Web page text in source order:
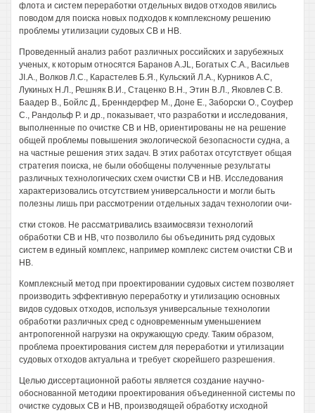
флота и систем переработки отдельных видов отходов явились
поводом для поиска новых подходов к комплексному решению
проблемы утилизации судовых СВ и НВ.
Проведенный анализ работ различных российских и зарубежных
ученых, к которым относятся Баранов A.JL, Богатых С.А., Васильев
JI.A., Волков Л.С., Карастелев Б.Я., Кульский Л.А., Курников А.С,
Лукиных Н.Л., Решняк В.И., Стаценко В.Н., Этин В.Л., Яковлев C.B.
Баадер В., Бойлс Д., Бренндерфер М., Доне Е., Заборски О., Соуфер
С., Рандольф Р. и др., показывает, что разработки и исследования,
выполненные по очистке СВ и НВ, ориентированы не на решение
общей проблемы повышения экологической безопасности судна, а
на частные решения этих задач. В этих работах отсутствует общая
стратегия поиска, не были обобщены полученные результаты
различных технологических схем очистки СВ и НВ. Исследования
характеризовались отсутствием универсальности и могли быть
полезны лишь при рассмотрении отдельных задач технологии очи-
стки стоков. Не рассматривались взаимосвязи технологий
обработки СВ и НВ, что позволило бы объединить ряд судовых
систем в единый комплекс, например комплекс систем очистки СВ и
НВ.
Комплексный метод при проектировании судовых систем позволяет
производить эффективную переработку и утилизацию основных
видов судовых отходов, используя универсальные технологии
обработки различных сред с одновременным уменьшением
антропогенной нагрузки на окружающую среду. Таким образом,
проблема проектирования систем для переработки и утилизации
судовых отходов актуальна и требует скорейшего разрешения.
Целью диссертационной работы является создание научно-
обоснованной методики проектирования объединенной системы по
очистке судовых СВ и НВ, производящей обработку исходной